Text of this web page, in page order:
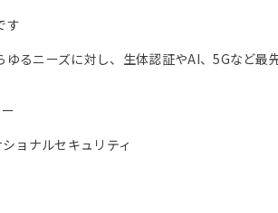
す
るニーズに対し、生体認証やAI、5Gなど最
ョナルセキュリティ